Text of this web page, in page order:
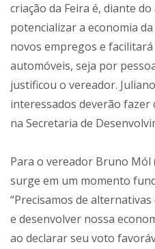
criação da Feira é, diante
potencializar a economia
novos empregos e facilitará
automóveis, seja por
justificou o vereador.
interessados deverão fazer
na Secretaria de
Para o vereador Bruno Mól
surge em um momento
“Precisamos de
e desenvolver nossa
ao declarar seu voto